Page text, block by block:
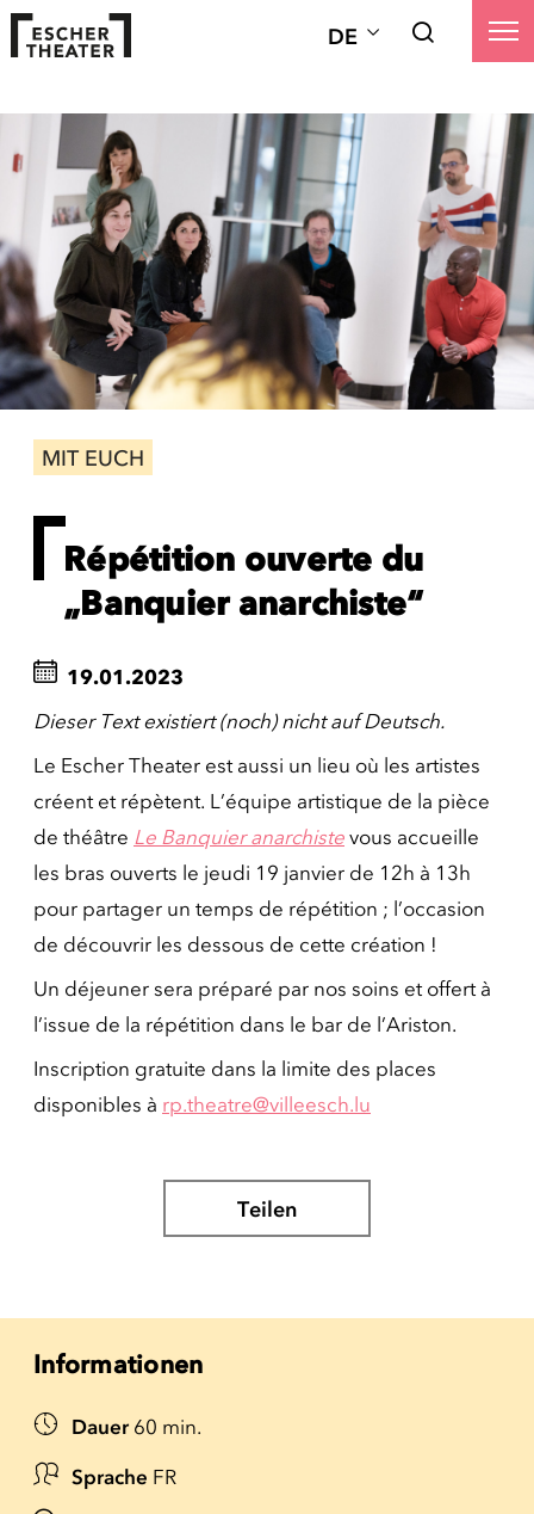
DE
MIT EUCH
Répétition ouverte du
„Banquier anarchiste“
19.01.2023
Dieser Text existiert (noch) nicht auf Deutsch.
Le Escher Theater est aussi un lieu où les artistes
créent et répètent. L’équipe artistique de la pièce
de théâtre Le Banquier anarchiste vous accueille
les bras ouverts le jeudi 19 janvier de 12h à 13h
pour partager un temps de répétition ; l’occasion
de découvrir les dessous de cette création !
Un déjeuner sera préparé par nos soins et offert à
l’issue de la répétition dans le bar de l’Ariston.
Inscription gratuite dans la limite des places
disponibles à rp.theatre@villeesch.lu
Teilen
Informationen
Dauer 60 min.
Sprache FR